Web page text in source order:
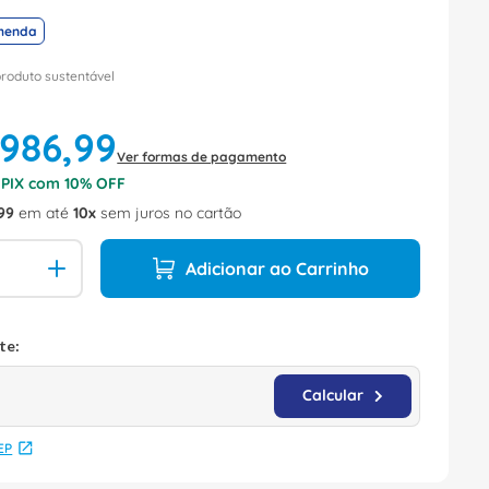
sustentável
986,99Ver formas de pagamento
com10% OFF
em até10 sem juros no cartão
Adicionar ao Carrinho